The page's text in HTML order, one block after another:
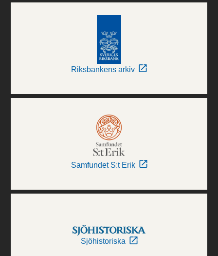
Riksbankens arkiv
Samfundet S:t Erik
Sjöhistoriska